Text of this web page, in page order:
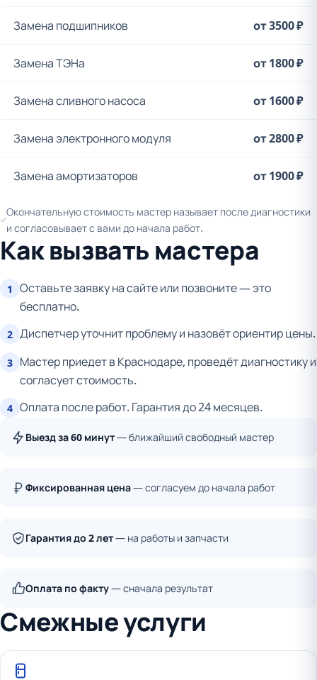
Замена подшипников от 3500 ₽
Замена ТЭНа от 1800 ₽
Замена сливного насоса от 1600 ₽
Замена электронного модуля от 2800 ₽
Замена амортизаторов от 1900 ₽
Окончательную стоимость мастер называет после диагностики
и согласовывает с вами до начала работ.
Как вызвать мастера
1
Оставьте заявку на сайте или позвоните — это
бесплатно.
2 Диспетчер уточнит проблему и назовёт ориентир цены.
3 Мастер приедет в Краснодаре, проведёт диагностику и
согласует стоимость.
4 Оплата после работ. Гарантия до 24 месяцев.
Выезд за 60 минут— ближайший свободный мастер
Фиксированная цена— согласуем до начала работ
Гарантия до 2 лет— на работы и запчасти
Оплата по факту— сначала результат
Смежные услуги